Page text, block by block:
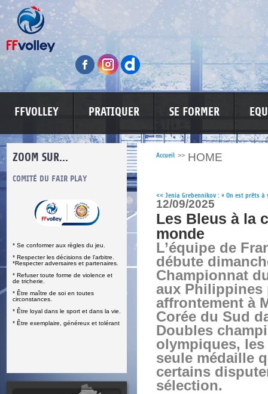
FFVOLLEY PRATIQUER SE FORMER
ZOOM SUR...
COMITÉ DU FAIR PLAY
* Se conformer aux règles du jeu.
* Respecter les décisions de l’arbitre.
*Respecter adversaires et partenaires.
* Refuser toute forme de violence et
de tricherie.
* Être maître de soi en toutes
circonstances.
* Être loyal dans le sport et dans la vie.
* Être exemplaire, généreux et tolérant
LUTTE CONTRE LES VIOLENCES
Accueil >> HOME
<< Jenia Grebennikov : « On est prêts à
12/09/2025
Les Bleus à la
monde
L’équipe de
débute
Championnat
aux Philippines
affrontement à
Corée du Sud
Doubles
olympiques,
seule médaille
certains
sélection.